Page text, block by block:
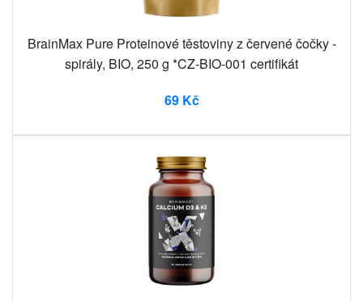
BrainMax Pure Proteinové těstoviny z červené čočky -
spirály, BIO, 250 g *CZ-BIO-001 certifikát
69 Kč